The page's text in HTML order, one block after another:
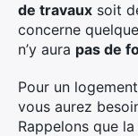
de travaux soit
concerne
n’y aura pas de
Pour un
vous aurez
Rappelons que